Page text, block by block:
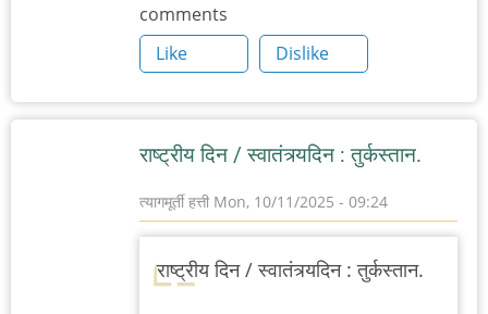
comments
Like
Dislike
राष्ट्रीय दिन / स्वातंत्र्यदिन : तुर्कस्तान.
त्यागमूर्ती हत्ती Mon, 10/11/2025 - 09:24
राष्ट्रीय दिन / स्वातंत्र्यदिन : तुर्कस्तान.